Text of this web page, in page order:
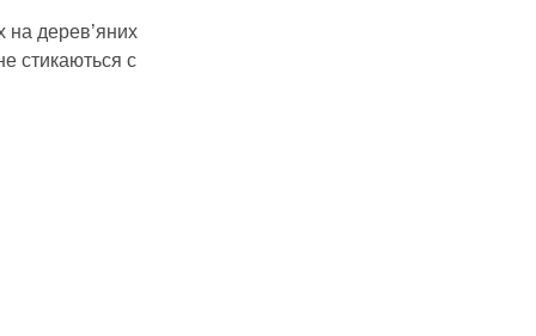
на дерев’яних
стикаються с